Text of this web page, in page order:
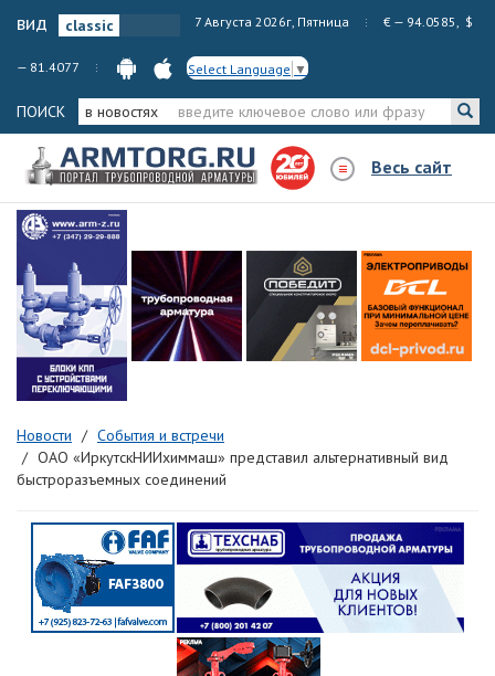
вид 7 Августа 2026г, Пятница € — 94.0585, $
— 81.4077 Select Language ▼
ПОИСК в новостях
Весь сайт
Новости
События и встречи
ОАО «ИркутскНИИхиммаш» представил альтернативный вид
быстроразъемных соединений